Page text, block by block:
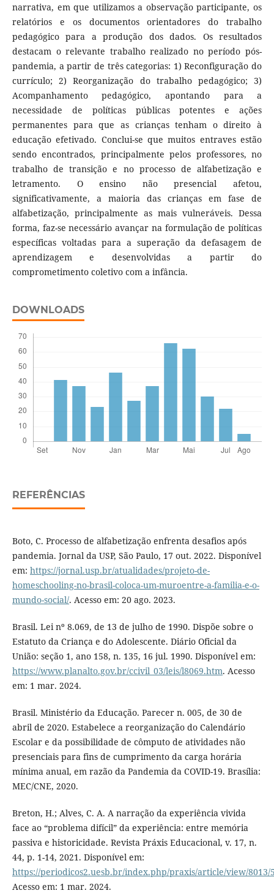
narrativa, em que utilizamos a observação participante, os
relatórios e os documentos orientadores do trabalho
pedagógico para a produção dos dados. Os resultados
destacam o relevante trabalho realizado no período pós-
pandemia, a partir de três categorias: 1) Reconfiguração do
currículo; 2) Reorganização do trabalho pedagógico; 3)
Acompanhamento pedagógico, apontando para a
necessidade de políticas públicas potentes e ações
permanentes para que as crianças tenham o direito à
educação efetivado. Conclui-se que muitos entraves estão
sendo encontrados, principalmente pelos professores, no
trabalho de transição e no processo de alfabetização e
letramento. O ensino não presencial afetou,
significativamente, a maioria das crianças em fase de
alfabetização, principalmente as mais vulneráveis. Dessa
forma, faz-se necessário avançar na formulação de políticas
específicas voltadas para a superação da defasagem de
aprendizagem e desenvolvidas a partir do
comprometimento coletivo com a infância.
DOWNLOADS
REFERÊNCIAS
Boto, C. Processo de alfabetização enfrenta desafios após
pandemia. Jornal da USP, São Paulo, 17 out. 2022. Disponível
em: https://jornal.usp.br/atualidades/projeto-de-
homeschooling-no-brasil-coloca-um-muroentre-a-familia-e-o-
mundo-social/. Acesso em: 20 ago. 2023.
Brasil. Lei nº 8.069, de 13 de julho de 1990. Dispõe sobre o
Estatuto da Criança e do Adolescente. Diário Oficial da
União: seção 1, ano 158, n. 135, 16 jul. 1990. Disponível em:
https://www.planalto.gov.br/ccivil_03/leis/l8069.htm. Acesso
em: 1 mar. 2024.
Brasil. Ministério da Educação. Parecer n. 005, de 30 de
abril de 2020. Estabelece a reorganização do Calendário
Escolar e da possibilidade de cômputo de atividades não
presenciais para fins de cumprimento da carga horária
mínima anual, em razão da Pandemia da COVID-19. Brasília:
MEC/CNE, 2020.
Breton, H.; Alves, C. A. A narração da experiência vivida
face ao “problema difícil” da experiência: entre memória
passiva e historicidade. Revista Práxis Educacional, v. 17, n.
44, p. 1-14, 2021. Disponível em:
https://periodicos2.uesb.br/index.php/praxis/article/view/8013/
Acesso em: 1 mar. 2024.